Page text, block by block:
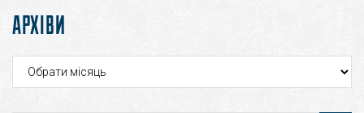
АРХІВИ
Архіви